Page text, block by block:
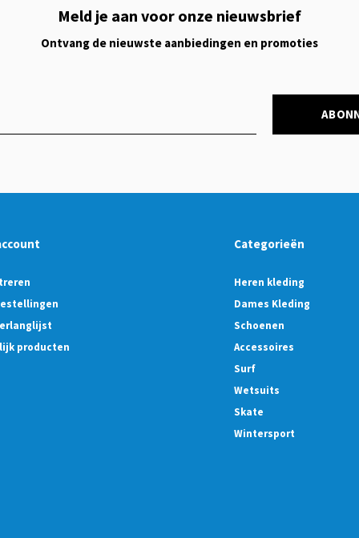
Meld je aan voor onze nieuwsbrief
Ontvang de nieuwste aanbiedingen en promoties
producten
Categorieën
Heren kleding
Dames Kleding
Schoenen
Accessoires
Surf
Wetsuits
Skate
Wintersport